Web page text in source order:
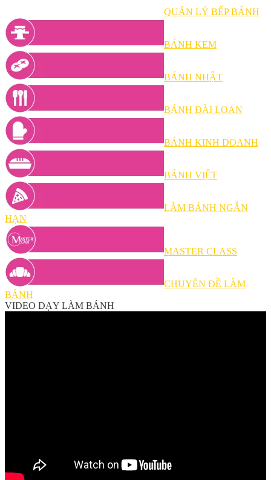
QUẢN LÝ BẾP BÁNH
BÁNH KEM
BÁNH NHẬT
BÁNH ĐÀI LOAN
BÁNH KINH DOANH
BÁNH VIỆT
LÀM BÁNH NGẮN
HẠN
MASTER CLASS
CHUYÊN ĐỀ LÀM
BÁNH
VIDEO DẠY LÀM BÁNH